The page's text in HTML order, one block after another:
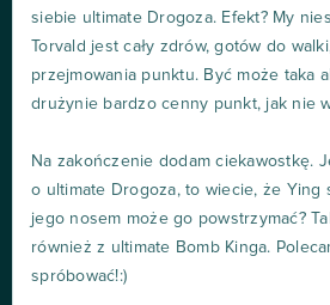
siebie ultimate Drogoza. Efekt? My
Torvald jest cały zdrów, gotów do
przejmowania punktu. Być może taka
drużynie bardzo cenny punkt, jak nie
Na zakończenie dodam ciekawostkę.
o ultimate Drogoza, to wiecie, że Ying
jego nosem może go powstrzymać?
również z ultimate Bomb Kinga.
spróbować!:)